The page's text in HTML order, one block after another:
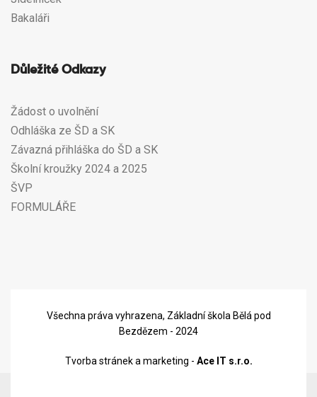
Bakaláři
Důležité Odkazy
Žádost o uvolnění
Odhláška ze ŠD a SK
Závazná přihláška do ŠD a SK
Školní kroužky 2024 a 2025
ŠVP
FORMULÁŘE
Všechna práva vyhrazena, Základní škola Bělá pod
Bezdězem - 2024
Tvorba stránek a marketing - Ace IT s.r.o.